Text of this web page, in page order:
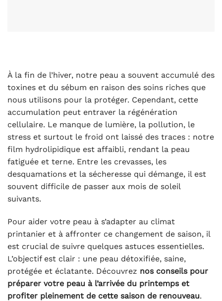
À la fin de l’hiver, notre peau a souvent accumulé des
toxines et du sébum en raison des soins riches que
nous utilisons pour la protéger. Cependant, cette
accumulation peut entraver la régénération
cellulaire. Le manque de lumière, la pollution, le
stress et surtout le froid ont laissé des traces : notre
film hydrolipidique est affaibli, rendant la peau
fatiguée et terne. Entre les crevasses, les
desquamations et la sécheresse qui démange, il est
souvent difficile de passer aux mois de soleil
suivants.
Pour aider votre peau à s’adapter au climat
printanier et à affronter ce changement de saison, il
est crucial de suivre quelques astuces essentielles.
L’objectif est clair : une peau détoxifiée, saine,
protégée et éclatante. Découvrez nos conseils pour
préparer votre peau à l’arrivée du printemps et
profiter pleinement de cette saison de renouveau.